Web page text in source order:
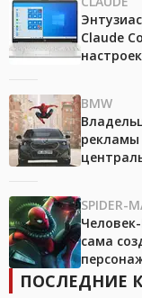
Claude
настроек
BMW
рекламы
SPIDER-
сама
ПОСЛЕДНИЕ